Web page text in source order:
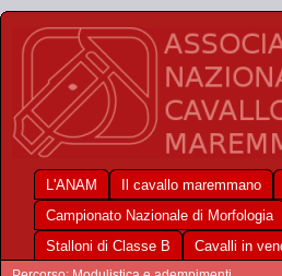
L'ANAM Il cavallo maremmano
Campionato Nazionale di Morfologia
Stalloni di Classe B
Cavalli in